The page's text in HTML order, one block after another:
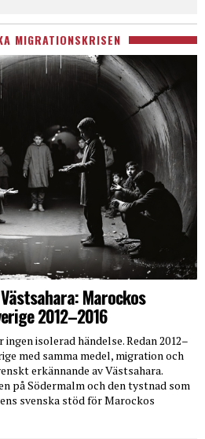
MIGRATIONSKRISEN
Marockos
2012–2016
ingen isolerad händelse. Redan 2012–
med samma medel, migration och
erkännande av Västsahara.
på Södermalm och den tystnad som
svenska stöd för Marockos